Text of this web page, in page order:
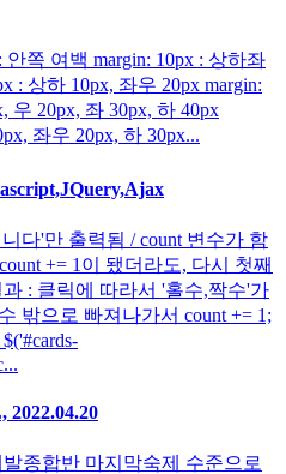
안쪽 여백 margin: 10px : 상하좌
: 상하 10px, 좌우 20px margin:
우 20px, 좌 30px, 하 40px
좌우 20px, 하 30px...
다'만 출력됨 / count 변수가 함
+= 1이 됐더라도, 다시 첫째
: 클릭에 따라서 '홀수,짝수'가
밖으로 빠져나가서 count += 1;
종합반 마지막숙제 수준으로